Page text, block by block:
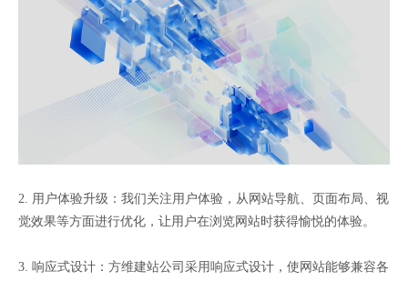
2. 用户体验升级：我们关注用户体验，从网站导航、页面布局、视
觉效果等方面进行优化，让用户在浏览网站时获得愉悦的体验。
3. 响应式设计：方维建站公司采用响应式设计，使网站能够兼容各